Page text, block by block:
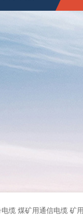
橡胶电缆3*10+1*6 船用橡套软电缆CEFR-3*2.5 煤矿用移动橡套软电缆MY3*4+1*4